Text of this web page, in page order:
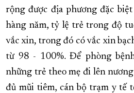
rộng được địa phương đặc
hàng năm, tỷ lệ trẻ trong độ
vắc xin, trong đó có vắc xin
từ 98 - 100%. Để phòng
những trẻ theo mẹ đi lên
đủ mũi tiêm, cán bộ trạm y tế